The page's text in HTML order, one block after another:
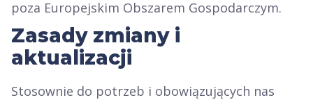
poza Europejskim Obszarem Gospodarczym.
Zasady zmiany i
aktualizacji
Stosownie do potrzeb i obowiązujących nas